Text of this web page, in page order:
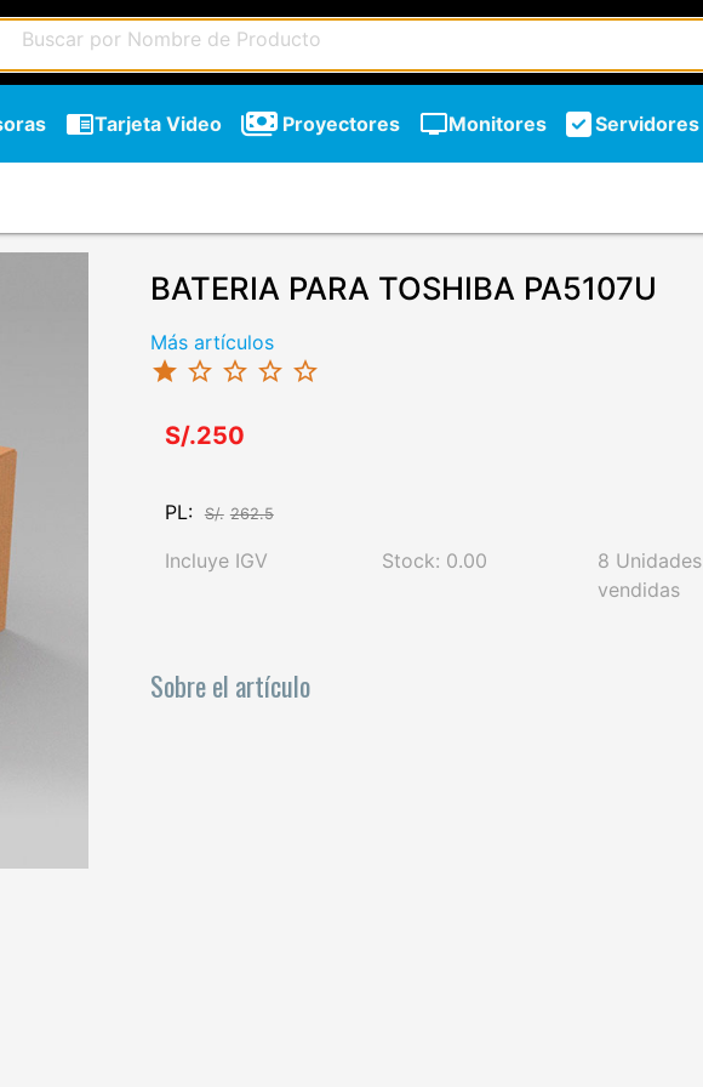
chrome_reader_modeTarjeta Video Proyectores tvMonitores Servidores
BATERIA PARA TOSHIBA PA5107U
Más artículos
star star_border star_border star_border star_border
S/.250
PL: S/. 262.5
Incluye IGV Stock: 0.00
8 Unidades
vendidas
Sobre el artículo